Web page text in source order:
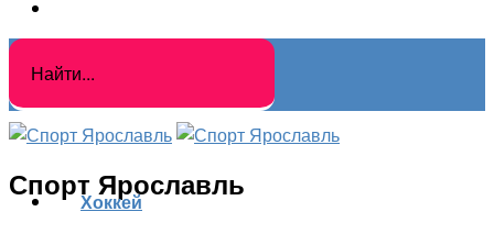
Спорт Ярославль
Хоккей